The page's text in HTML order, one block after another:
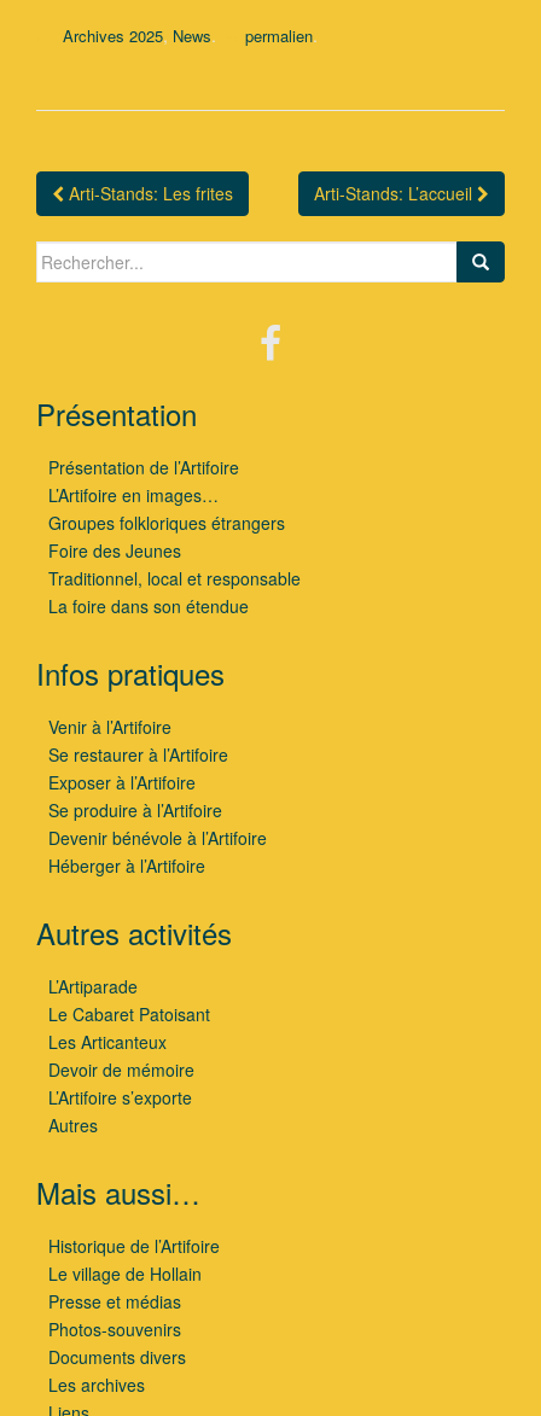
Archives 2025, News. permalien.
Navigation Article
Arti-Stands: Les frites Arti-Stands: L’accueil
Search for:
Présentation
Présentation de l’Artifoire
L’Artifoire en images…
Groupes folkloriques étrangers
Foire des Jeunes
Traditionnel, local et responsable
La foire dans son étendue
Infos pratiques
Venir à l’Artifoire
Se restaurer à l’Artifoire
Exposer à l’Artifoire
Se produire à l’Artifoire
Devenir bénévole à l’Artifoire
Héberger à l’Artifoire
Autres activités
L’Artiparade
Le Cabaret Patoisant
Les Articanteux
Devoir de mémoire
L’Artifoire s’exporte
Autres
Mais aussi…
Historique de l’Artifoire
Le village de Hollain
Presse et médias
Photos-souvenirs
Documents divers
Les archives